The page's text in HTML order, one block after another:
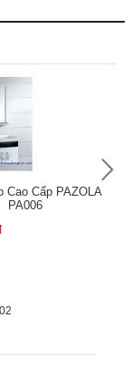
Cao Cấp PAZOLA
PA006